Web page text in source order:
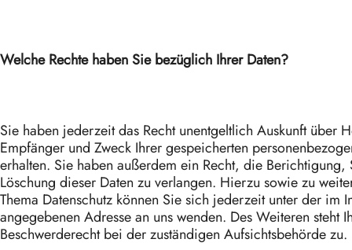
Welche Rechte haben Sie bezüglich Ihrer Daten?
Sie haben jederzeit das Recht unentgeltlich Auskunft über
Empfänger und Zweck Ihrer gespeicherten
erhalten. Sie haben außerdem ein Recht, die Berichtigung,
Löschung dieser Daten zu verlangen. Hierzu sowie zu
Thema Datenschutz können Sie sich jederzeit unter der im
angegebenen Adresse an uns wenden. Des Weiteren steht
Beschwerderecht bei der zuständigen Aufsichtsbehörde zu.